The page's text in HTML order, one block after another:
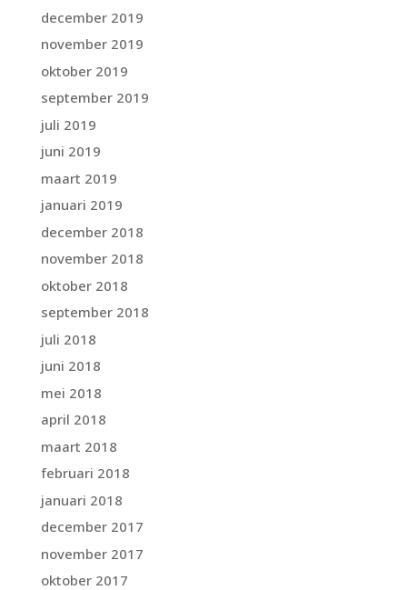
december 2019
november 2019
oktober 2019
september 2019
juli 2019
juni 2019
maart 2019
januari 2019
december 2018
november 2018
oktober 2018
september 2018
juli 2018
juni 2018
mei 2018
april 2018
maart 2018
februari 2018
januari 2018
december 2017
november 2017
oktober 2017